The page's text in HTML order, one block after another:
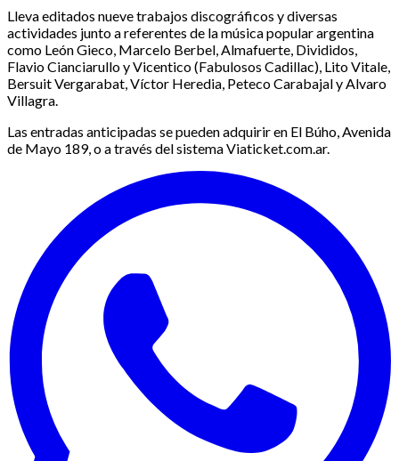
Lleva editados nueve trabajos discográficos y diversas
actividades junto a referentes de la música popular argentina
como León Gieco, Marcelo Berbel, Almafuerte, Divididos,
Flavio Cianciarullo y Vicentico (Fabulosos Cadillac), Lito Vitale,
Bersuit Vergarabat, Víctor Heredia, Peteco Carabajal y Alvaro
Villagra.
Las entradas anticipadas se pueden adquirir en El Búho, Avenida
de Mayo 189, o a través del sistema Viaticket.com.ar.